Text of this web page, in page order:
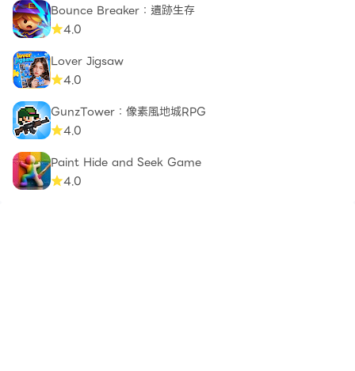
Bounce Breaker：遺跡生存
4.0
Lover Jigsaw
4.0
GunzTower：像素風地城RPG
4.0
Paint Hide and Seek Game
4.0